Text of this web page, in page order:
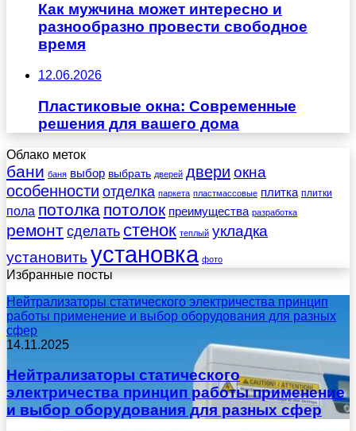
Как мужчина может интересно и
разнообразно провести свободное
время
12.06.2026
Пластиковые окна: Современные
решения для вашего дома
Облако меток
бани баня выбор выбрать дверей двери окна
особенности отделка паркета пластмассовые плитка плитки
пола потолка потолок преимущества разработка
ремонт сделать стенок теплый укладка
установить установка фото
Избранные посты
Нейтрализаторы статического электричества принцип
работы применение и выбор оборудования для разных
сфер
14.11.2025
Нейтрализаторы статического
электричества принцип работы применение
и выбор оборудования для разных сфер